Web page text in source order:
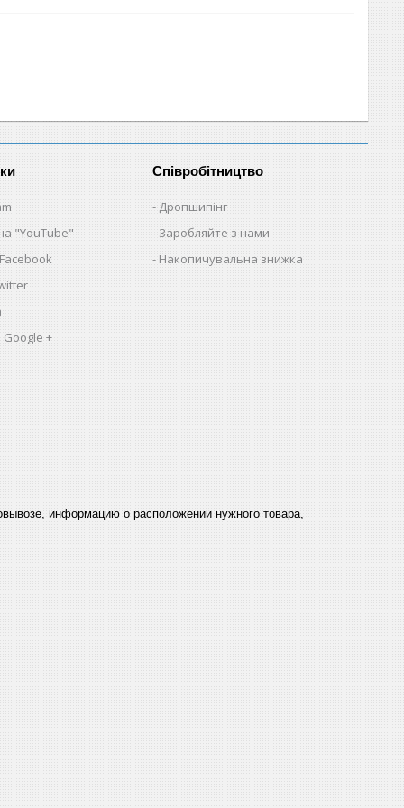
"YouTube"
+
Співробітництво
Дропшипінг
Заробляйте з нами
Накопичувальна знижка
информацию о расположении нужного товара,